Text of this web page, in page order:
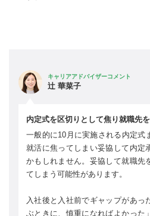
キャリアアドバイザーコメント
辻 華菜子
内定式を区切りとして焦り就職先
一般的に10月に実施される内定式
就活に焦ってしまい妥協して内定
かもしれません。妥協して就職先
てしまう可能性があります。
入社後と入社前でギャップがあっ
ぶときに、慎重になればよかった